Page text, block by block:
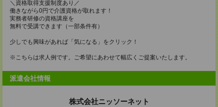
＼資格取得支援制度あり／
働きながら0円で介護資格が取れます！
実務者研修の資格講座を
無料で受講できます（一部条件有）
少しでも興味があれば「気になる」をクリック！
※こちらは求人例です。ご希望にあわせて幅広くご提案いたします。
派遣会社情報
株式会社ニッソーネット